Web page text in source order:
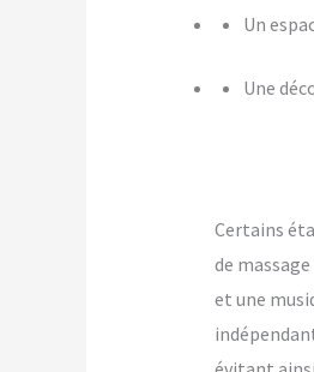
Un
Une
Certains
de
et une